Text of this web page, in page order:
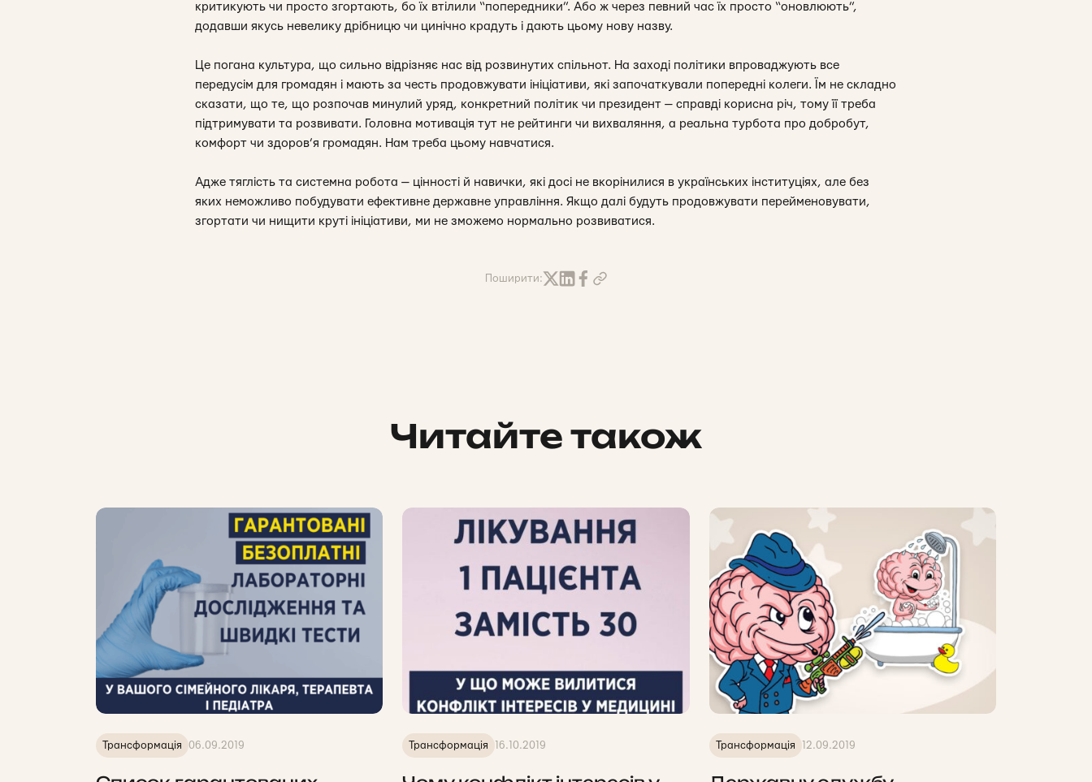
критикують чи просто згортають, бо їх втілили “попередники”. Або ж через певний час їх просто “оновлюють”,
додавши якусь невелику дрібницю чи цинічно крадуть і дають цьому нову назву.
Це погана культура, що сильно відрізняє нас від розвинутих спільнот. На заході політики впроваджують все
передусім для громадян і мають за честь продовжувати ініціативи, які започаткували попередні колеги. Їм не складно
сказати, що те, що розпочав минулий уряд, конкретний політик чи президент — справді корисна річ, тому її треба
підтримувати та розвивати. Головна мотивація тут не рейтинги чи вихваляння, а реальна турбота про добробут,
комфорт чи здоров’я громадян. Нам треба цьому навчатися.
Адже тяглість та системна робота — цінності й навички, які досі не вкорінилися в українських інституціях, але без
яких неможливо побудувати ефективне державне управління. Якщо далі будуть продовжувати перейменовувати,
згортати чи нищити круті ініціативи, ми не зможемо нормально розвиватися.
Поширити:
Читайте також
Трансформація 06.09.2019 Трансформація 16.10.2019 Трансформація 12.09.2019